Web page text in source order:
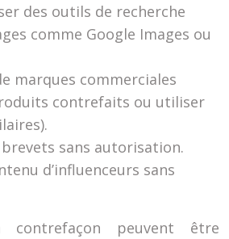
des outils de recherche
comme Google Images ou
marques commerciales
contrefaits ou utiliser
sans autorisation.
d’influenceurs sans
contrefaçon peuvent être